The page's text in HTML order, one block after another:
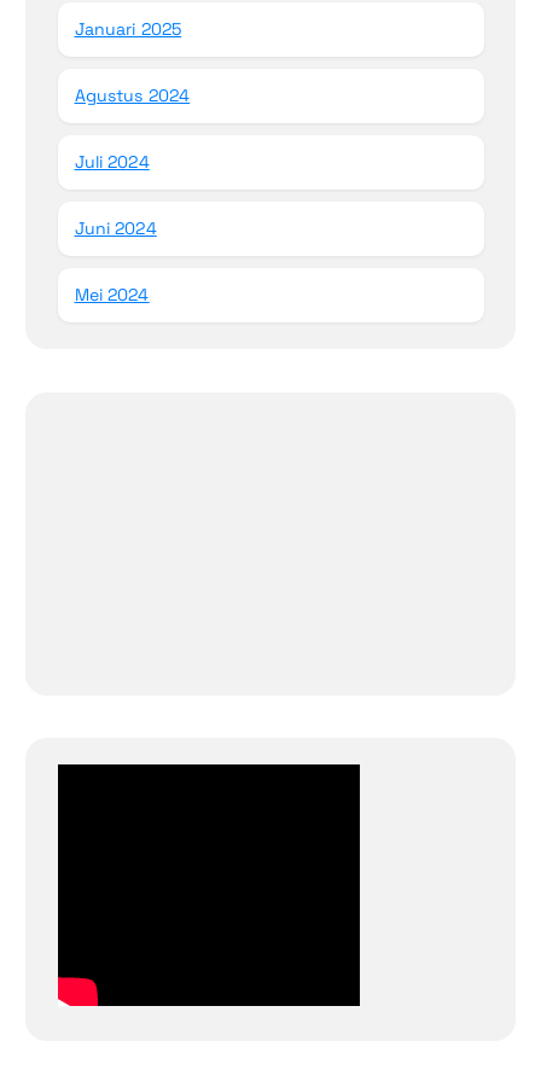
Januari 2025
Agustus 2024
Juli 2024
Juni 2024
Mei 2024